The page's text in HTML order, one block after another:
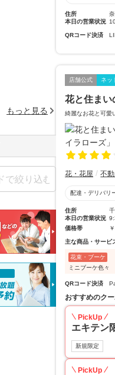
住所
本日の営業状況
QRコード決済
店舗公式 ネッ
花と住ま
綺麗なお花と可愛
花・花屋 不
配達・デリバリ
住所
本日の営業状況
価格帯
主な商品・サービ
花束・ブーケ
ミニブーケ色々
QRコード決済
おすすめのク
PickUp
エキテン
新規限定
PickUp
もっと見る